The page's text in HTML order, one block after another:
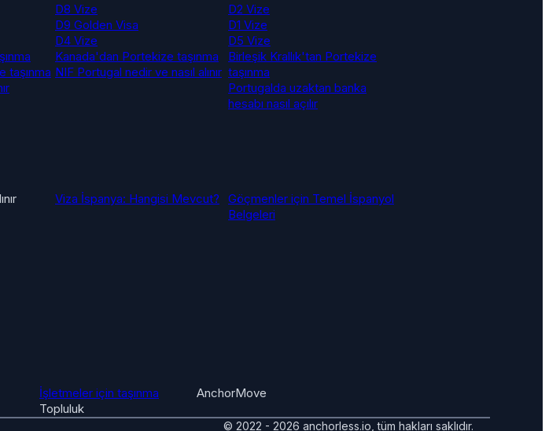
taşınma
D8 Vize
D9 Golden Visa
D4 Vize
Kanada'dan Portekize taşınma
NIF Portugal nedir ve nasıl alınır
D2 Vize
D1 Vize
D5 Vize
Birleşik Krallık'tan Portekize
taşınma
Portugalda uzaktan banka
hesabı nasıl açılır
Viza İspanya: Hangisi Mevcut?
Göçmenler için Temel İspanyol
Belgeleri
İşletmeler için taşınma
AnchorMove
Topluluk
© 2022 - 2026 anchorless.io, tüm hakları saklıdır.